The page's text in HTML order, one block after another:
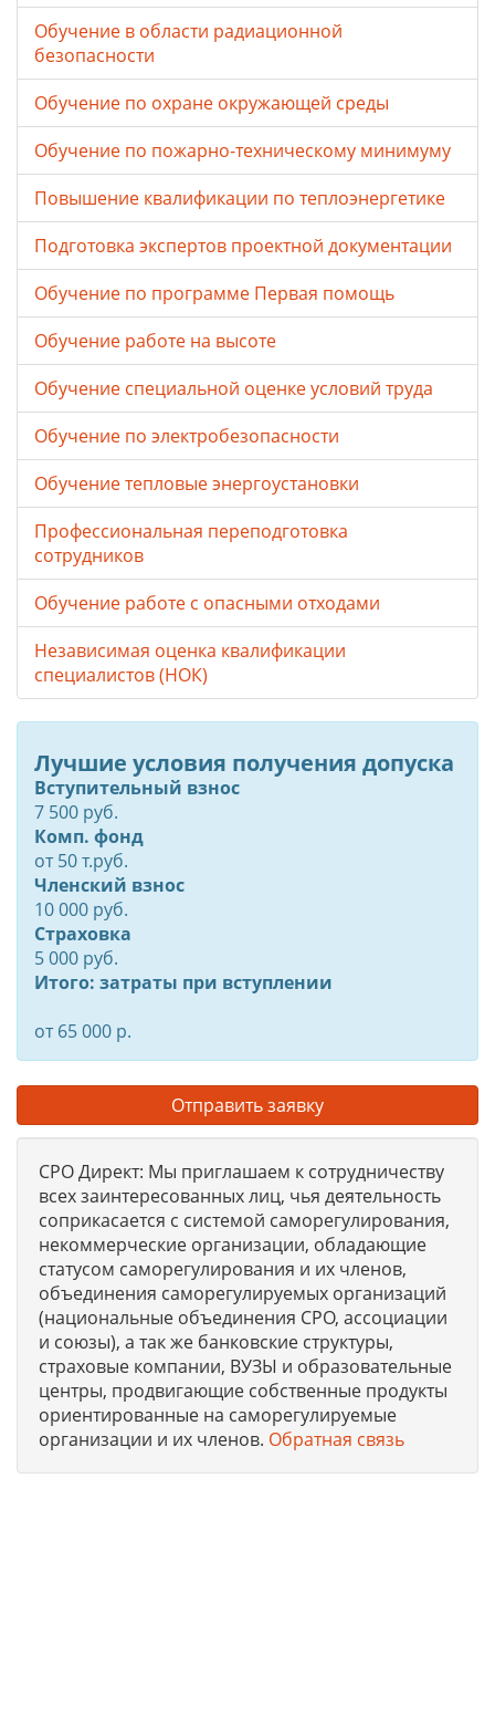
Обучение в области радиационной
безопасности
Обучение по охране окружающей среды
Обучение по пожарно-техническому минимуму
Повышение квалификации по теплоэнергетике
Подготовка экспертов проектной документации
Обучение по программе Первая помощь
Обучение работе на высоте
Обучение специальной оценке условий труда
Обучение по электробезопасности
Обучение тепловые энергоустановки
Профессиональная переподготовка
сотрудников
Обучение работе с опасными отходами
Независимая оценка квалификации
специалистов (НОК)
Лучшие условия получения допуска
Вступительный взнос
7 500 руб.
Комп. фонд
от50т.руб.
Членский взнос
10 000 руб.
Страховка
5 000 руб.
Итого: затраты при вступлении
от 65 000 р.
Отправить заявку
СРО Директ: Мы приглашаем к сотрудничеству
всех заинтересованных лиц, чья деятельность
соприкасается с системой саморегулирования,
некоммерческие организации, обладающие
статусом саморегулирования и их членов,
объединения саморегулируемых организаций
(национальные объединения СРО, ассоциации
и союзы), а так же банковские структуры,
страховые компании, ВУЗЫ и образовательные
центры, продвигающие собственные продукты
ориентированные на саморегулируемые
организации и их членов. Обратная связь